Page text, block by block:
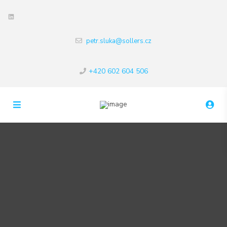
LinkedIn
petr.sluka@sollers.cz
+420 602 604 506